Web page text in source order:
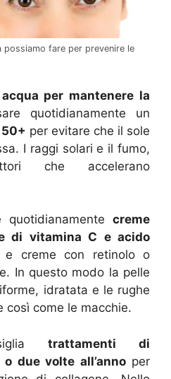
possiamo fare per prevenire le
per mantenere la
quotidianamente un
per evitare che il sole
I raggi solari e il fumo,
che accelerano
creme
di vitamina C e acido
e creme con retinolo o
In questo modo la pelle
idratata e le rughe
così come le macchie.
trattamenti di
due volte all’annoper